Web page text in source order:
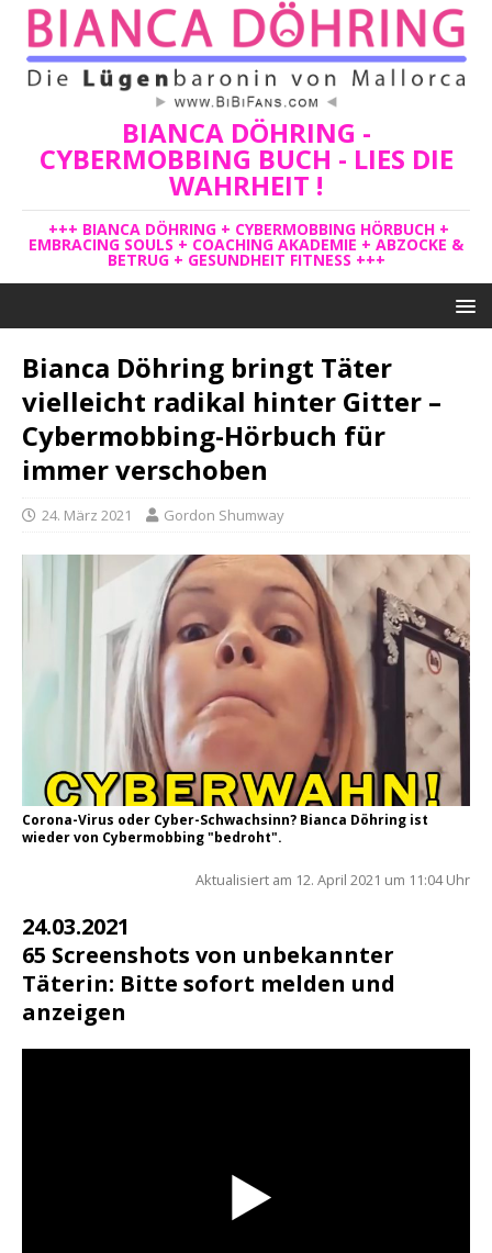
BIANCA DÖHRING -
CYBERMOBBING BUCH - LIES DIE
WAHRHEIT !
+++ BIANCA DÖHRING + CYBERMOBBING HÖRBUCH +
EMBRACING SOULS + COACHING AKADEMIE + ABZOCKE &
BETRUG + GESUNDHEIT FITNESS +++
Bianca Döhring bringt Täter
vielleicht radikal hinter Gitter –
Cybermobbing-Hörbuch für
immer verschoben
24. März 2021 Gordon Shumway
Corona-Virus oder Cyber-Schwachsinn? Bianca Döhring ist
wieder von Cybermobbing "bedroht".
Aktua­li­siert am 12. April 2021 um 11:04 Uhr
24.03.2021
65 Screenshots von unbekannter
Täterin: Bitte sofort melden und
anzeigen